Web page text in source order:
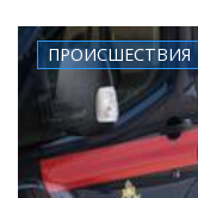
ПРОИСШЕСТВИЯ